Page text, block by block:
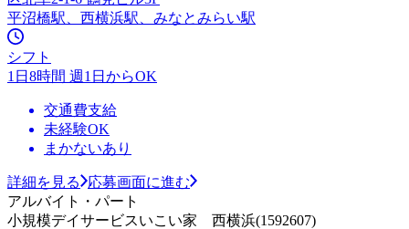
平沼橋駅、西横浜駅、みなとみらい駅
シフト
1日8時間 週1日からOK
交通費支給
未経験OK
まかないあり
詳細を見る
応募画面に進む
アルバイト・パート
小規模デイサービスいこい家 西横浜(1592607)